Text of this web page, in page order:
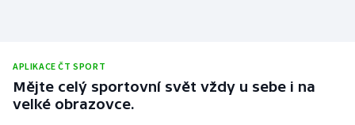
Ragby
Rychlobruslení
APLIKACE ČT SPORT
Mějte celý sportovní svět vždy u sebe i na
velké obrazovce.